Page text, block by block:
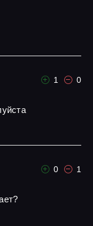
1 0
0 1